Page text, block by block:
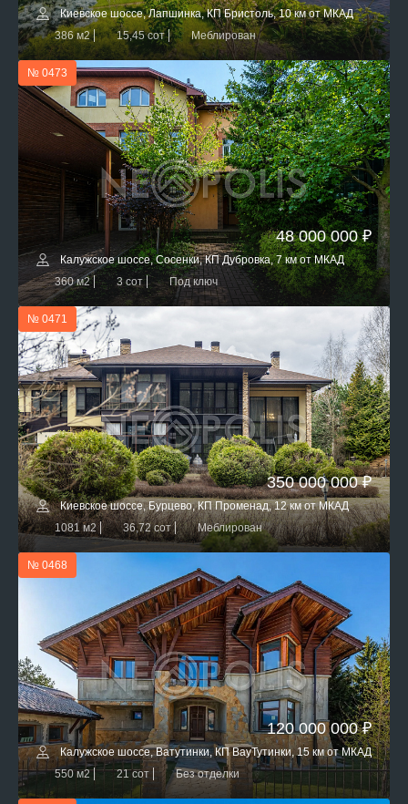
Киевское шоссе, Лапшинка, КП Бристоль, 10 км от МКАД
386 м2
15,45 сот Меблирован
№ 0473
48 000 000 ₽
Калужское шоссе, Сосенки, КП Дубровка, 7 км от МКАД
360 м2
3 сот Под ключ
№ 0471
350 000 000 ₽
Киевское шоссе, Бурцево, КП Променад, 12 км от МКАД
1081 м2
36,72 сот Меблирован
№ 0468
120 000 000 ₽
Калужское шоссе, Ватутинки, КП ВауТутинки, 15 км от МКАД
550 м2
21 сот Без отделки